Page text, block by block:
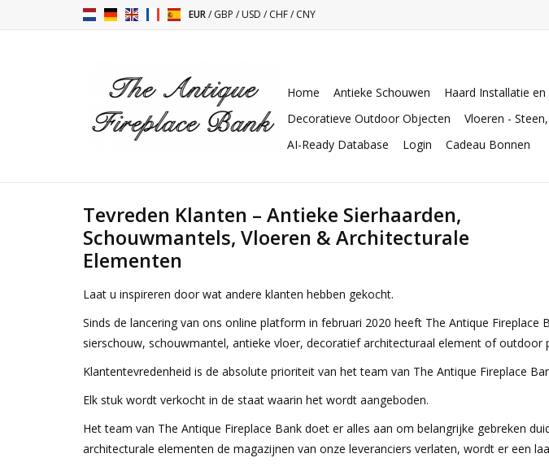
EUR/GBP /USD /CHF/CNY
Home Antieke Schouwen Haard Installatie
Decoratieve Outdoor Objecten
Vloeren -
AI-Ready Database
Login Cadeau Bonnen
Tevreden Klanten – Antieke Sierhaarden,
Schouwmantels, Vloeren & Architecturale
Elementen
Laat u inspireren door wat andere klanten hebben gekocht.
Sinds de lancering van ons online platform in februari 2020 heeft The Antique Fireplace
sierschouw, schouwmantel, antieke vloer, decoratief architecturaal element of outdoor
Klantentevredenheid is de absolute prioriteit van het team van The Antique Fireplace
Elk stuk wordt verkocht in de staat waarin het wordt aangeboden.
Het team van The Antique Fireplace Bank doet er alles aan om belangrijke gebreken
architecturale elementen de magazijnen van onze leveranciers verlaten, wordt er een